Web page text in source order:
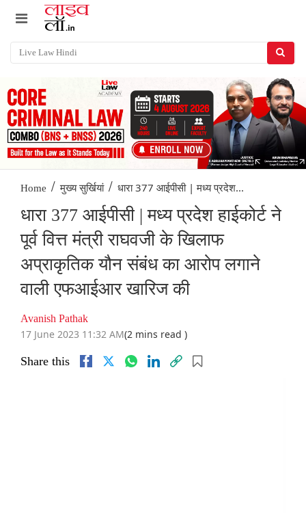
Home / मुख्य सुर्खियां / धारा 377 आईपीसी | मध्य प्रदेश...
धारा 377 आईपीसी | मध्य प्रदेश हाईकोर्ट ने
पूर्व वित्त मंत्री राघवजी के खिलाफ
अप्राकृतिक यौन संबंध का आरोप लगाने
वाली एफआईआर खारिज की
Avanish Pathak
17 June 2023 11:32 AM(2 mins read )
Share this